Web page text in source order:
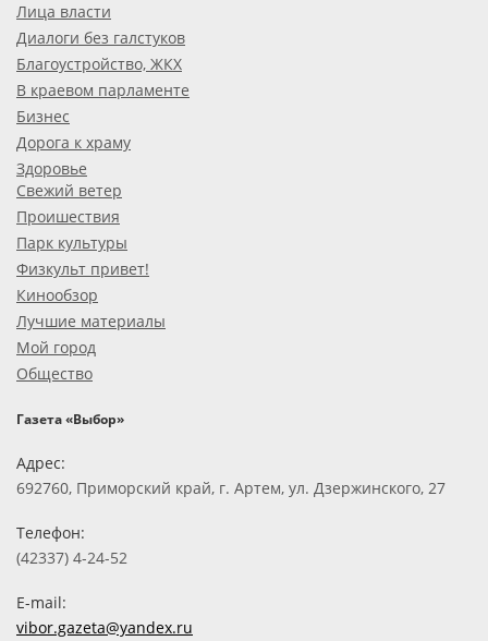
Лица власти
Диалоги без галстуков
Благоустройство, ЖКХ
В краевом парламенте
Бизнес
Дорога к храму
Здоровье
Свежий ветер
Проишествия
Парк культуры
Физкульт привет!
Кинообзор
Лучшие материалы
Мой город
Общество
Газета «Выбор»
Адрес:
692760, Приморский край, г. Артем, ул. Дзержинского, 27
Телефон:
(42337) 4-24-52
E-mail:
vibor.gazeta@yandex.ru